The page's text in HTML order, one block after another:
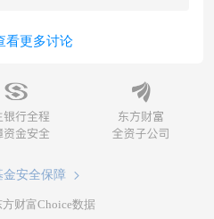
看更多讨论
金安全保障
财富Choice数据